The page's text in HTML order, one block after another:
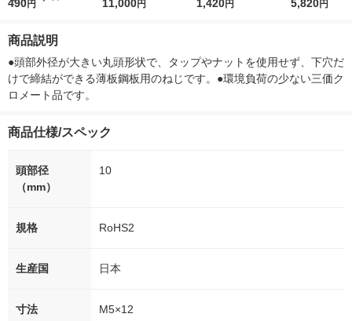
r（ロハコウォータ
シ） オリジナル
490円
5ｇ 資生堂 おまけ
11,000円
レス 500ml 1箱（24
1,420円
詰め替え メガ
5,820円
商品説明
●頭部外径が大きい丸頭形状で、タップやナットを使用せず、下穴だ
けで締結ができる薄板鋼板用のねじです。●環境負荷の少ない三価ク
ロメート品です。
商品仕様/スペック
頭部径
（mm）
10
規格 RoHS2
生産国 日本
寸法 M5×12